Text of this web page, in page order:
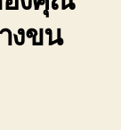
งขน